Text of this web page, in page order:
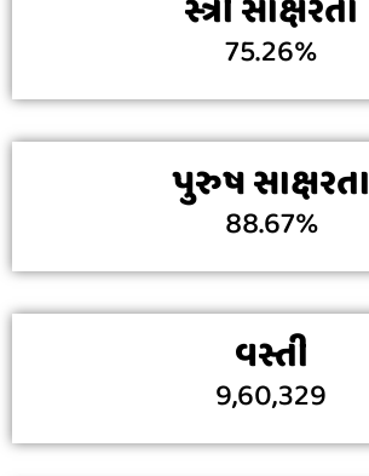
સ્ત્રી સાક્ષરતા
75.26%
પુરુષ સાક્ષરતા
88.67%
વસ્તી
9,60,329